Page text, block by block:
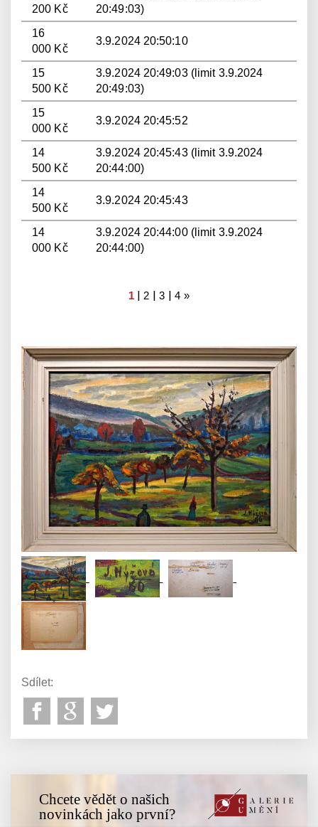
200 Kč
20:49:03)
16
000 Kč
3.9.2024 20:50:10
15
500 Kč
3.9.2024 20:49:03 (limit 3.9.2024
20:49:03)
15
000 Kč
3.9.2024 20:45:52
14
500 Kč
3.9.2024 20:45:43 (limit 3.9.2024
20:44:00)
14
500 Kč
3.9.2024 20:45:43
14
000 Kč
3.9.2024 20:44:00 (limit 3.9.2024
20:44:00)
1 |2 |3 | 4 »
Sdílet:
Chcete vědět o našich
novinkách jako první?